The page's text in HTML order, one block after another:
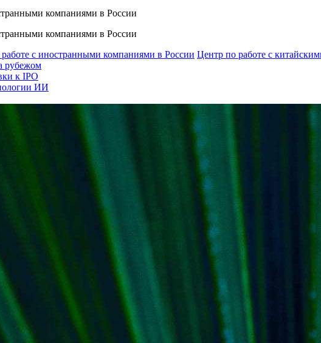
компаниями в России
компаниями в России
с иностранными компаниями в России Центр по работе с
рубежом
к IPO
ИИ